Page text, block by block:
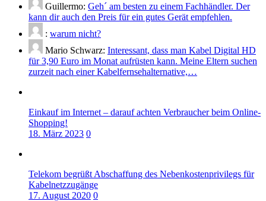
Guillermo: Geh´ am besten zu einem Fachhändler. Der
kann dir auch den Preis für ein gutes Gerät empfehlen.
: warum nicht?
Mario Schwarz: Interessant, dass man Kabel Digital HD
für 3,90 Euro im Monat aufrüsten kann. Meine Eltern suchen
zurzeit nach einer Kabelfernsehalternative,…
Einkauf im Internet – darauf achten Verbraucher beim Online-
Shopping!
18. März 2023 0
Telekom begrüßt Abschaffung des Nebenkostenprivilegs für
Kabelnetzzugänge
17. August 2020 0